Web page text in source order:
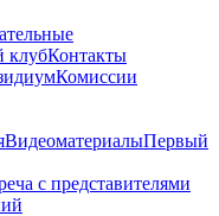
клубКонтакты
Комиссии
ВидеоматериалыПервый
с представителями